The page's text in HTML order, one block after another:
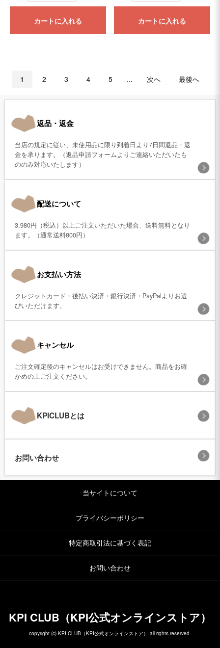
カートに入れる カートに入れる
1 2 3 4 5 ... 次へ 最後へ
返品・返金
当店の規定に従い、未使用品に限り到着日より7日間返品・返
金を承ります。（返品申請フォームよりご連絡いただいたも
ののみ対応いたします）
配送について
3,980円（税込）以上ご注文いただいた場合、送料無料となり
ます。（通常送料800円）
お支払い方法
クレジットカード・後払い決済・銀行決済・PayPalよりお選
びいただけます。
キャンセル
ご注文確定後のキャンセルはお受けできません。商品をお確
かめの上ご注文ください。
KPICLUBとは
お問い合わせ
当サイトについて
プライバシーポリシー
特定商取引法に基づく表記
お問い合わせ
KPI CLUB（KPI公式オンラインストア）
copyright (c) KPI CLUB（KPI公式オンラインストア） all rights reserved.